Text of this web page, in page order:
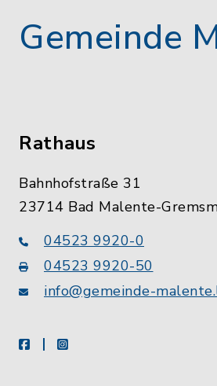
Gemeinde
Rathaus
Bahnhofstraße 31
23714 Bad Malente-
04523 9920-0
04523 9920-50
info@gemeinde-
facebookinstagram